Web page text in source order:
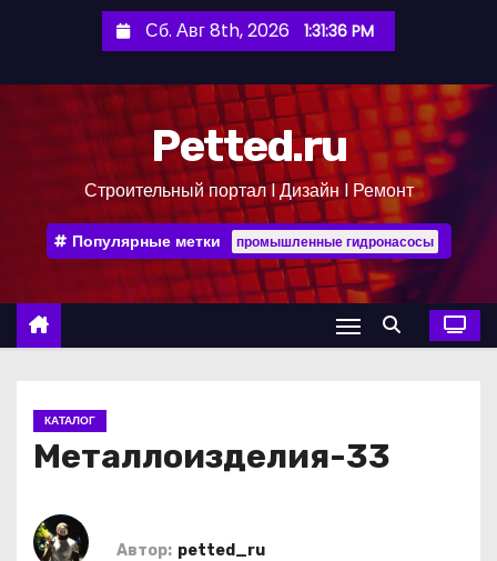
е
Сб. Авг 8th, 2026 1:31:37 PM
Petted.ru
Строительный портал l Дизайн l Ремонт
Популярные метки промышленные гидронасосы
КАТАЛОГ
Металлоизделия-33
Автор: petted_ru